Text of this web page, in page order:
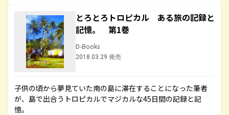
とろとろトロピカル ある旅の記録と
記憶。 第1巻
D-Books
2018.03.29 発売
子供の頃から夢見ていた南の島に滞在することになった筆者
が、島で出合うトロピカルでマジカルな45日間の記録と記
憶。